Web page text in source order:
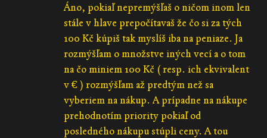
Áno, pokiaľ nepremýšľaš o ničom inom len
stále v hlave prepočítavaš že čo si za tých
100 Kč kúpiš tak myslíš iba na peniaze. Ja
rozmýšľam o množstve iných vecí a o tom
na čo miniem 100 Kč ( resp. ich ekvivalent
v € ) rozmýšľam až predtým než sa
vyberiem na nákup. A prípadne na nákupe
prehodnotím priority pokiaľ od
posledného nákupu stúpli ceny. A tou